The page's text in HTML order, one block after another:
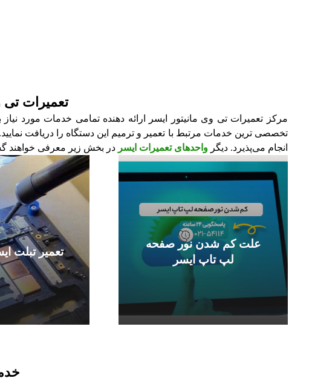
تعمیرات تی
مرکز تعمیرات تی وی مانیتور ایسر ارائه دهنده تمامی خدمات مورد
تخصصی ترین خدمات مرتبط با تعمیر و ترمیم این دستگاه را دریافت
انجام می‌پذیرد. دیگر واحدهای تعمیرات ایسر در بخش زیر معرفی خواهند
علت کم شدن نور صفحه
لپ تاپ ایسر
تعمیر تبلت